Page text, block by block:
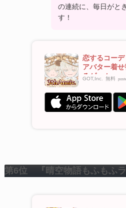
の連続に、毎日がと
す！
恋するコーデ
アバター着
るゲーム
GOT,Inc. 無料
第6位 『晴空物語もふもふラ